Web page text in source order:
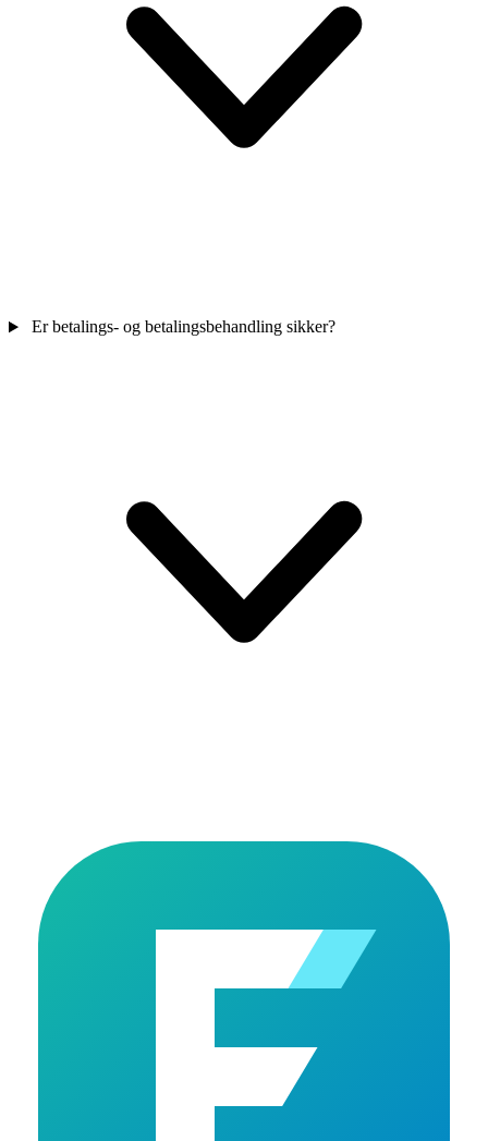
Er betalings- og betalingsbehandling sikker?